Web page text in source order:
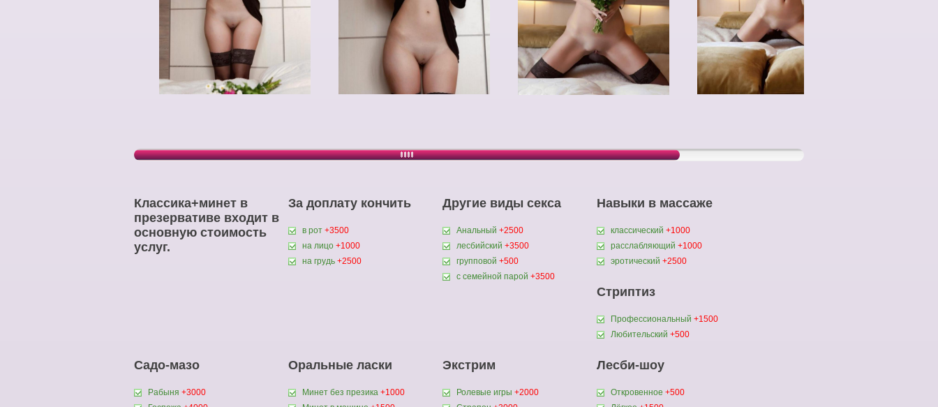
Классика+минет в
презервативе входит в
основную стоимость
услуг.
За доплату кончить
в рот +3500
на лицо +1000
на грудь +2500
Другие виды секса
Анальный +2500
лесбийский +3500
групповой +500
с семейной парой +3500
Навыки в массаже
классический +1000
расслабляющий +1000
эротический +2500
Стриптиз
Профессиональный +1500
Любительский +500
Садо-мазо
Рабыня +3000
Оральные ласки
Минет без презика +1000
Экстрим
Ролевые игры +2000
Лесби-шоу
Откровенное +500